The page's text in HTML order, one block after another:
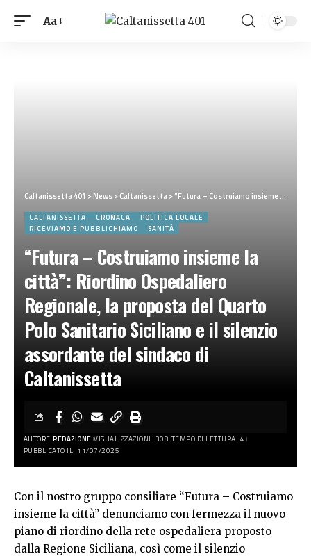
Aa
Caltanissetta 401 >News>Caltanissetta>“Futura – Costruiamo insieme la città”: Riordino Ospedaliero Regionale, la proposta del Quarto Polo Sanitario Siciliano e il silenzio assordante del sindaco di Caltanissetta
CALTANISSETTA CRONACA
POLITICA LOCALE
RICEVIAMO E PUBBLICHIAMO
SANITÀ
“Futura – Costruiamo insieme la
città”: Riordino Ospedaliero
Regionale, la proposta del Quarto
Polo Sanitario Siciliano e il silenzio
assordante del sindaco di
Caltanissetta
AUTORE:REDAZIONE VISUALIZZAZIONI: 308 TEMPO DI LETTURA: 4
PUBBLICATO IL: 11/07/2025
Con il nostro gruppo consiliare “Futura – Costruiamo
insieme la città” denunciamo con fermezza il nuovo
piano di riordino della rete ospedaliera proposto
dalla Regione Siciliana, così come il silenzio